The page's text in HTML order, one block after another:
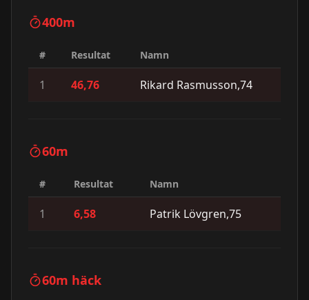
400m
# Resultat Namn
1 46,76 Rikard Rasmusson,74
60m
# Resultat Namn
1 6,58 Patrik Lövgren,75
60m häck